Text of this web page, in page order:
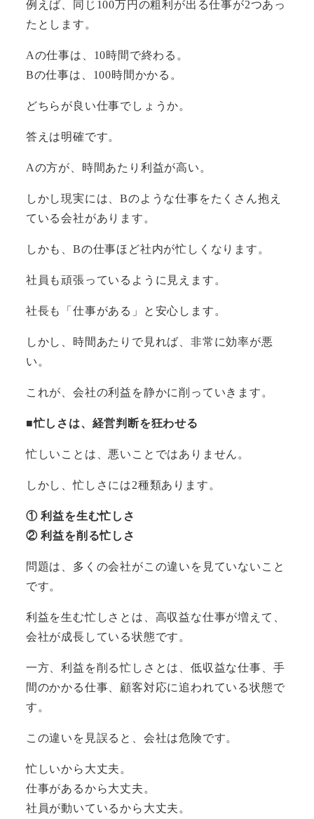
例えば、同じ100万円の粗利が出る仕事が2つあっ
たとします。
Aの仕事は、10時間で終わる。
Bの仕事は、100時間かかる。
どちらが良い仕事でしょうか。
答えは明確です。
Aの方が、時間あたり利益が高い。
しかし現実には、Bのような仕事をたくさん抱え
ている会社があります。
しかも、Bの仕事ほど社内が忙しくなります。
社員も頑張っているように見えます。
社長も「仕事がある」と安心します。
しかし、時間あたりで見れば、非常に効率が悪
い。
これが、会社の利益を静かに削っていきます。
■忙しさは、経営判断を狂わせる
忙しいことは、悪いことではありません。
しかし、忙しさには2種類あります。
① 利益を生む忙しさ
② 利益を削る忙しさ
問題は、多くの会社がこの違いを見ていないこと
です。
利益を生む忙しさとは、高収益な仕事が増えて、
会社が成長している状態です。
一方、利益を削る忙しさとは、低収益な仕事、手
間のかかる仕事、顧客対応に追われている状態で
す。
この違いを見誤ると、会社は危険です。
忙しいから大丈夫。
仕事があるから大丈夫。
社員が動いているから大丈夫。